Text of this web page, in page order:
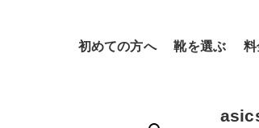
初めての方へ 靴を選ぶ 料